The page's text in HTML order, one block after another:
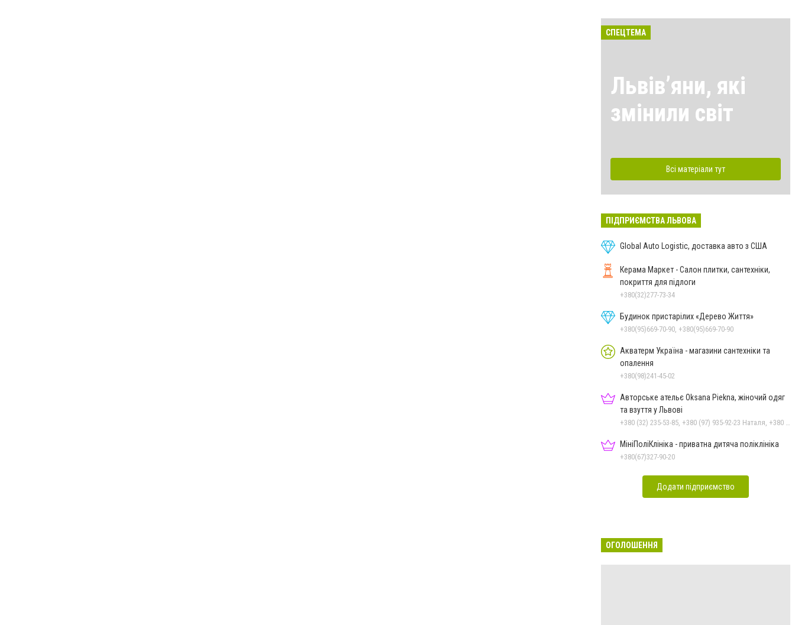
СПЕЦТЕМА
Львівʼяни, які
змінили світ
Всі матеріали тут
ПІДПРИЄМСТВА ЛЬВОВА
Global Auto Logistic, доставка авто з США
Керама Маркет - Салон плитки, сантехніки,
покриття для підлоги
+380(32)277-73-34
Будинок пристарілих «Дерево Життя»
+380(95)669-70-90, +380(95)669-70-90
Акватерм Україна - магазини сантехніки та
опалення
+380(98)241-45-02
Авторське ательє Oksana Piekna, жіночий одяг
та взуття у Львові
МініПоліКлініка - приватна дитяча поліклініка
+380(67)327-90-20
Додати підприємство
ОГОЛОШЕННЯ